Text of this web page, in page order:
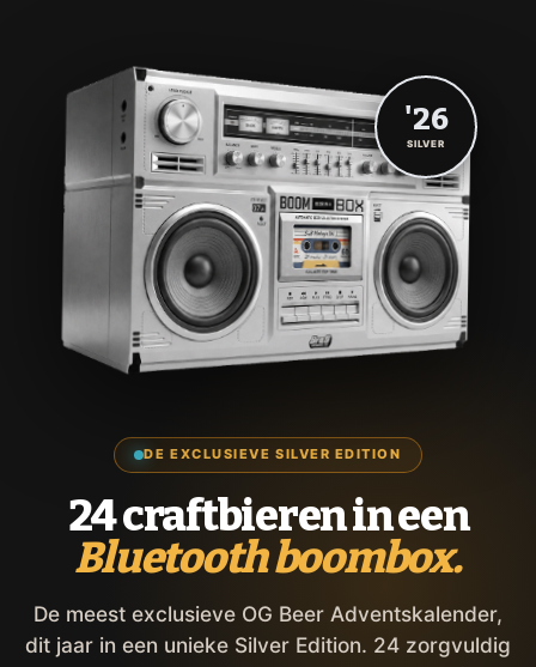
DE EXCLUSIEVE SILVER EDITION
24 craftbieren in een
Bluetooth boombox.
De meest exclusieve OG Beer Adventskalender,
dit jaar in een unieke Silver Edition. 24 zorgvuldig
'26
SILVER